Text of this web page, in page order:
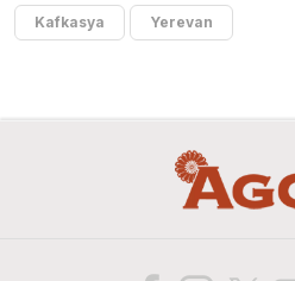
Kafkasya Yerevan